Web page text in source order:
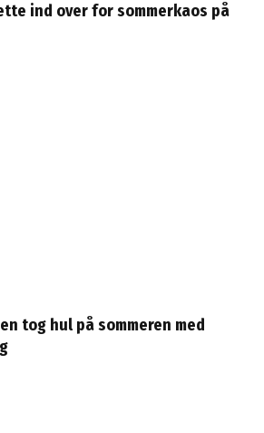
ind over for sommerkaos på
tog hul på sommeren med